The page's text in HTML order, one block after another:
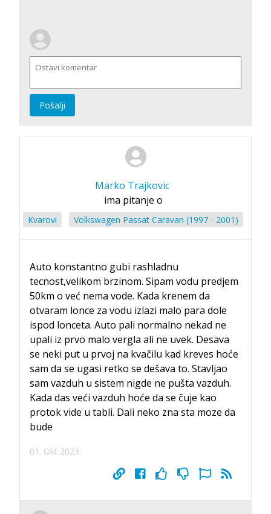
Pošalji
Marko Trajkovic
ima pitanje o
Kvarovi Volkswagen Passat Caravan (1997 - 2001)
Auto konstantno gubi rashladnu
tecnost,velikom brzinom. Sipam vodu predjem
50km o već nema vode. Kada krenem da
otvaram lonce za vodu izlazi malo para dole
ispod lonceta. Auto pali normalno nekad ne
upali iz prvo malo vergla ali ne uvek. Desava
se neki put u prvoj na kvačilu kad kreves hoće
sam da se ugasi retko se dešava to. Stavljao
sam vazduh u sistem nigde ne pušta vazduh.
Kada das veći vazduh hoće da se čuje kao
protok vide u tabli. Dali neko zna sta moze da
bude
01. Okt 2023.